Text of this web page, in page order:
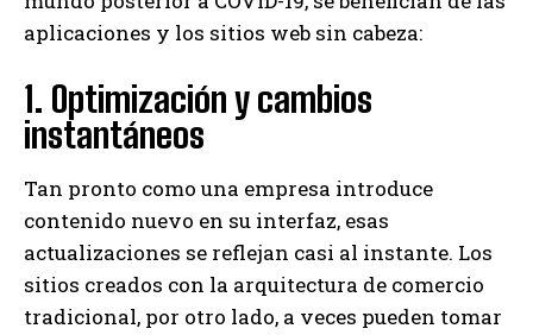
aplicaciones y los sitios web sin cabeza:
1. Optimización y cambios
instantáneos
Tan pronto como una empresa introduce
contenido nuevo en su interfaz, esas
actualizaciones se reflejan casi al instante. Los
sitios creados con la arquitectura de comercio
tradicional, por otro lado, a veces pueden tomar